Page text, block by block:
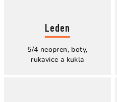
Leden
5/4 neopren, boty,
rukavice a kukla